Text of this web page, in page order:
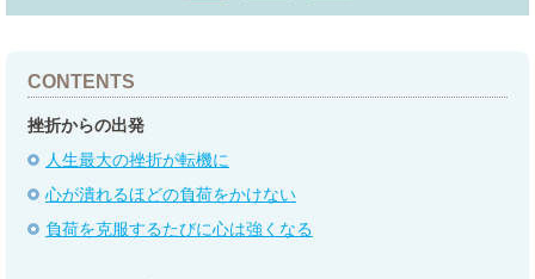
CONTENTS
挫折からの出発
人生最大の挫折が転機に
心が潰れるほどの負荷をかけない
負荷を克服するたびに心は強くなる